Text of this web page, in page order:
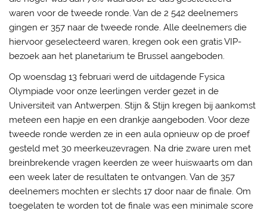
waren voor de tweede ronde. Van de 2 542 deelnemers
gingen er 357 naar de tweede ronde. Alle deelnemers die
hiervoor geselecteerd waren, kregen ook een gratis VIP-
bezoek aan het planetarium te Brussel aangeboden.
Op woensdag 13 februari werd de uitdagende Fysica
Olympiade voor onze leerlingen verder gezet in de
Universiteit van Antwerpen. Stijn & Stijn kregen bij aankomst
meteen een hapje en een drankje aangeboden. Voor deze
tweede ronde werden ze in een aula opnieuw op de proef
gesteld met 30 meerkeuzevragen. Na drie zware uren met
breinbrekende vragen keerden ze weer huiswaarts om dan
een week later de resultaten te ontvangen. Van de 357
deelnemers mochten er slechts 17 door naar de finale. Om
toegelaten te worden tot de finale was een minimale score